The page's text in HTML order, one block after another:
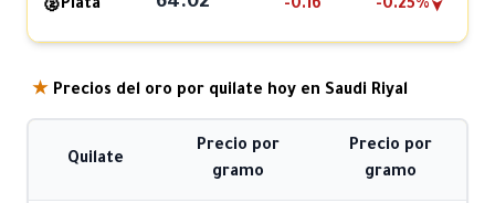
🥈Plata -0.16 -0.25%➤
★ Precios del oro por quilate hoy en Saudi Riyal
Quilate
Precio por
gramo
Precio por
gramo